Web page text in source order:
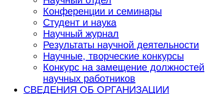
Конференции и семинары
Студент и наука
Научный журнал
Результаты научной деятельности
Научные, творческие конкурсы
Конкурс на замещение должностей
научных работников
СВЕДЕНИЯ ОБ ОРГАНИЗАЦИИ